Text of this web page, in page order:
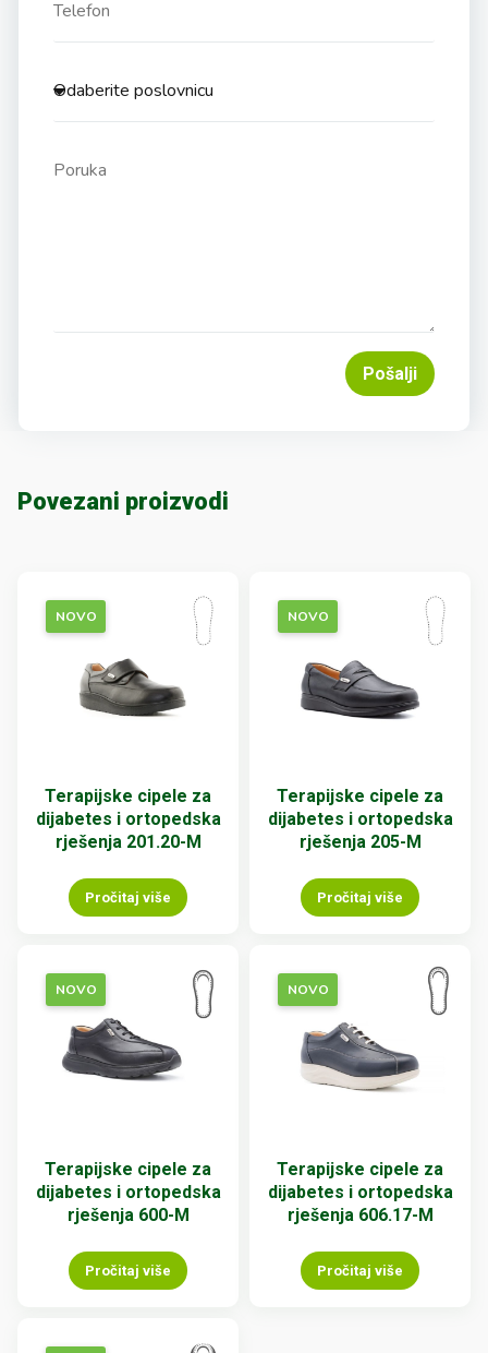
Pošalji
Povezani proizvodi
NOVO
Terapijske cipele za
dijabetes i ortopedska
rješenja 201.20-M
Pročitaj više
NOVO
Terapijske cipele za
dijabetes i ortopedska
rješenja 205-M
Pročitaj više
NOVO
Terapijske cipele za
dijabetes i ortopedska
rješenja 600-M
Pročitaj više
NOVO
Terapijske cipele za
dijabetes i ortopedska
rješenja 606.17-M
Pročitaj više